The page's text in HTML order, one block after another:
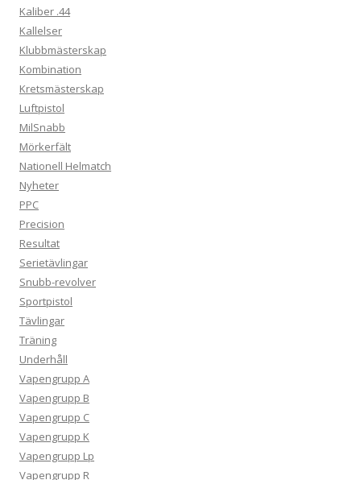
Kaliber .44
Kallelser
Klubbmästerskap
Kombination
Kretsmästerskap
Luftpistol
MilSnabb
Mörkerfält
Nationell Helmatch
Nyheter
PPC
Precision
Resultat
Serietävlingar
Snubb-revolver
Sportpistol
Tävlingar
Träning
Underhåll
Vapengrupp A
Vapengrupp B
Vapengrupp C
Vapengrupp K
Vapengrupp Lp
Vapengrupp R